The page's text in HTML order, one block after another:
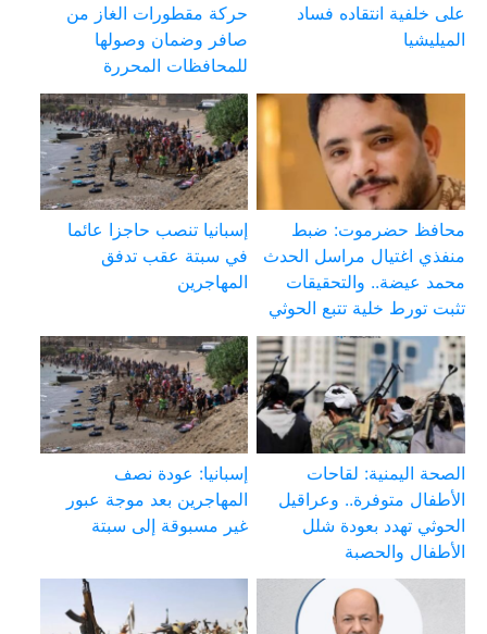
على خلفية انتقاده فساد
الميليشيا
حركة مقطورات الغاز من
صافر وضمان وصولها
للمحافظات المحررة
محافظ حضرموت: ضبط
منفذي اغتيال مراسل الحدث
محمد عيضة.. والتحقيقات
تثبت تورط خلية تتبع الحوثي
إسبانيا تنصب حاجزا عائما
في سبتة عقب تدفق
المهاجرين
الصحة اليمنية: لقاحات
الأطفال متوفرة.. وعراقيل
الحوثي تهدد بعودة شلل
الأطفال والحصبة
إسبانيا: عودة نصف
المهاجرين بعد موجة عبور
غير مسبوقة إلى سبتة